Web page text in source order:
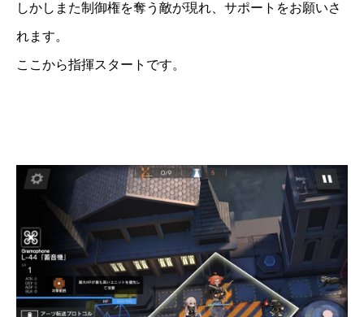
しかしまた制御権を奪う敵が現れ、サポートをお願いさ
れます。
ここから指揮スタートです。